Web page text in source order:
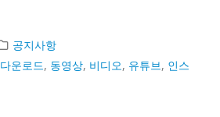
공지사항
다운로드, 동영상, 비디오, 유튜브, 인스